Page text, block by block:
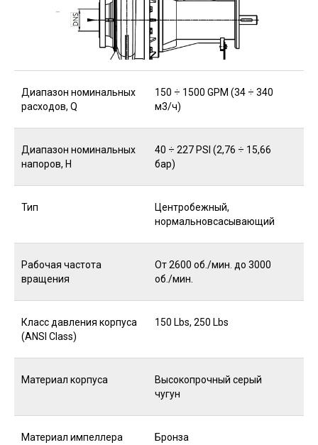
Диапазон номинальных
расходов, Q
150 ÷ 1500 GPM (34 ÷ 340
м3/ч)
Диапазон номинальных
напоров, H
40 ÷ 227 PSI (2,76 ÷ 15,66
бар)
Тип
Центробежный,
нормальновсасывающий
Рабочая частота
вращения
От 2600 об./мин. до 3000
об./мин.
Класс давления корпуса
(ANSI Class)
150 Lbs, 250 Lbs
Материал корпуса
Высокопрочный серый
чугун
Материал импеллера Бронза